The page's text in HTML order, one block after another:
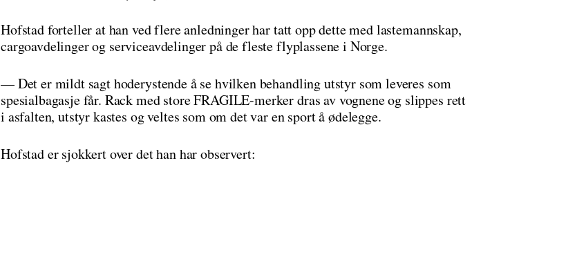
Hofstad forteller at han ved flere anledninger har tatt opp dette med lastemannskap,
cargoavdelinger og serviceavdelinger på de fleste flyplassene i Norge.
— Det er mildt sagt hoderystende å se hvilken behandling utstyr som leveres som
spesialbagasje får. Rack med store FRAGILE-merker dras av vognene og slippes rett
i asfalten, utstyr kastes og veltes som om det var en sport å ødelegge.
Hofstad er sjokkert over det han har observert: